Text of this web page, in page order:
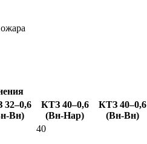
32–0,6
Вн)
КТЗ 40–0,6
(Вн-Нар)
КТЗ 40–0,6
(Вн-Вн)
40